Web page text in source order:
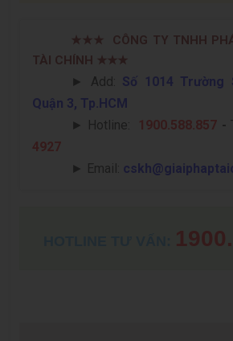
★★★
CÔNG TY TNHH
TÀI CHÍNH ★★★
► Add: Số 1014 Trường
Quận 3, Tp.HCM
►
Hotline: 1900.588.857 -
4927
► Email: